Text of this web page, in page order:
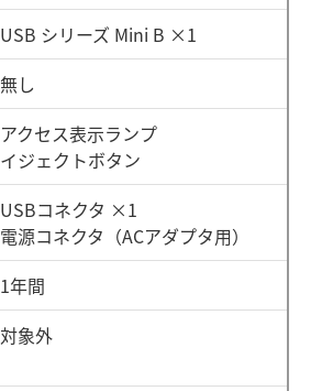
USB シリーズ Mini B ×1
無し
アクセス表示ランプ
イジェクトボタン
USBコネクタ ×1
電源コネクタ（ACアダプタ用）
1年間
対象外